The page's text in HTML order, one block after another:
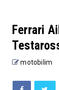
Ferrari
motobilim